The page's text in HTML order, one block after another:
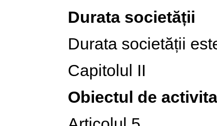
Durata societății
Durata societății
Capitolul II
Obiectul de